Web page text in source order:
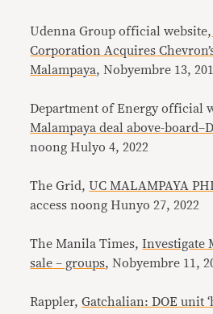
Udenna Group official website,
Corporation Acquires
Malampaya, Nobyembre 13,
Department of Energy official
Malampaya deal above-
noong Hulyo 4, 2022
The Grid,UC MALAMPAYA
access noong Hunyo 27, 2022
The Manila Times,Investigate
sale – groups, Nobyembre 11,
Rappler,Gatchalian: DOE unit